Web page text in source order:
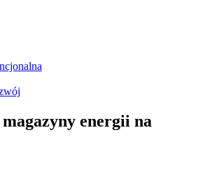
energii na